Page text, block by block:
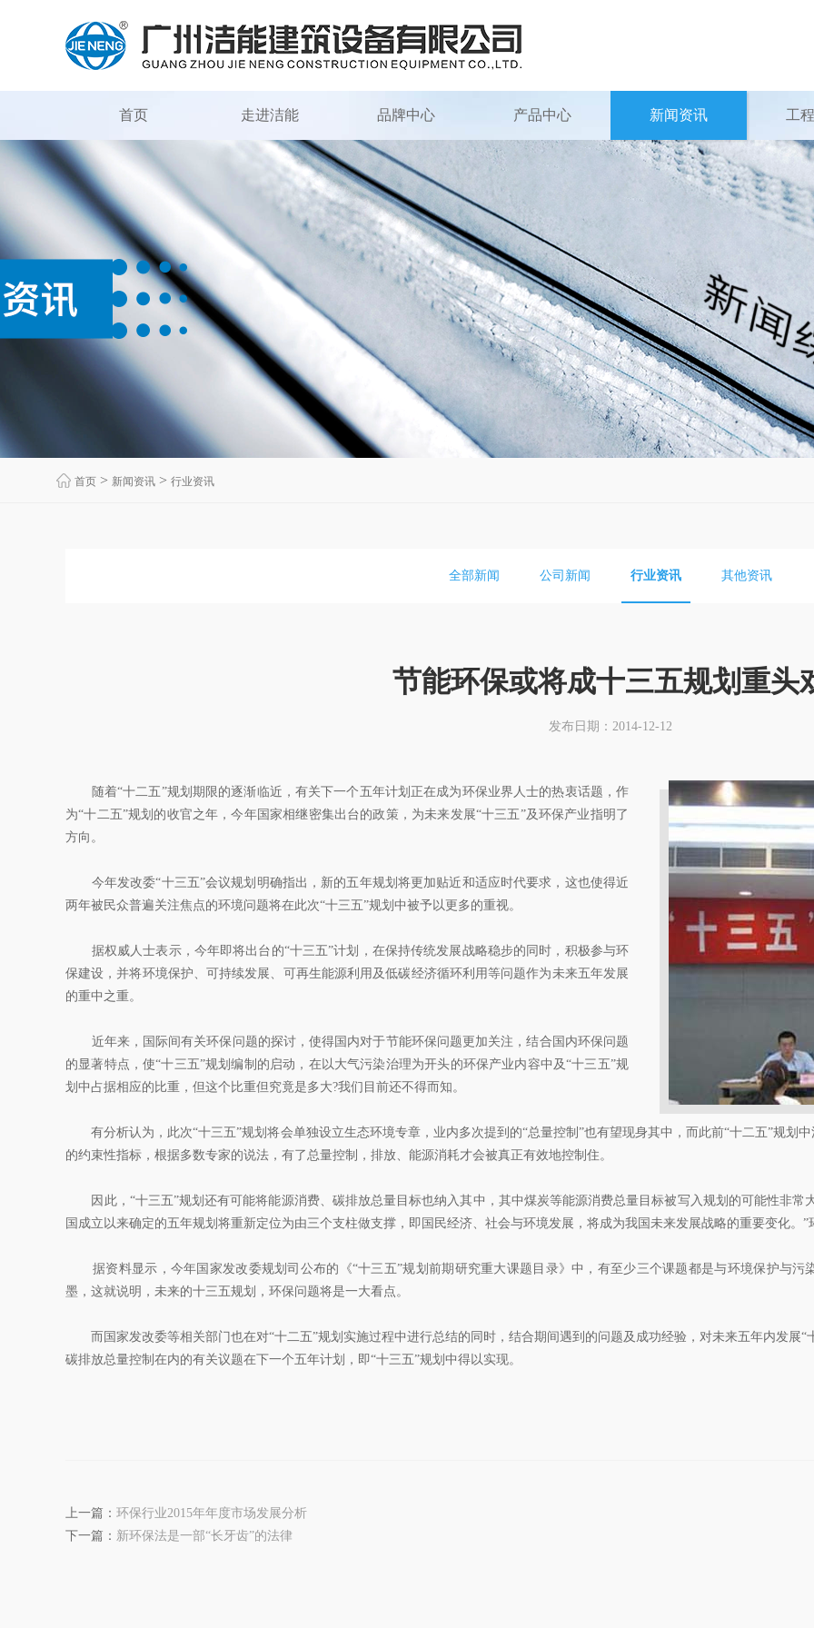
首页 走进洁能 品牌中心 产品中心 新闻资讯 工
首页 > 新闻资讯 > 行业资讯
全部新闻 公司新闻 行业资讯 其他资讯
节能环保或将成十三五规划重头
发布日期：2014-12-12
随着“十二五”规划期限的逐渐临近，有关下一个五年计划正在成为环保业界人士的热衷话题，作
为“十二五”规划的收官之年，今年国家相继密集出台的政策，为未来发展“十三五”及环保产业指明了
方向。
今年发改委“十三五”会议规划明确指出，新的五年规划将更加贴近和适应时代要求，这也使得近
两年被民众普遍关注焦点的环境问题将在此次“十三五”规划中被予以更多的重视。
据权威人士表示，今年即将出台的“十三五”计划，在保持传统发展战略稳步的同时，积极参与环
保建设，并将环境保护、可持续发展、可再生能源利用及低碳经济循环利用等问题作为未来五年发展
的重中之重。
近年来，国际间有关环保问题的探讨，使得国内对于节能环保问题更加关注，结合国内环保问题
的显著特点，使“十三五”规划编制的启动，在以大气污染治理为开头的环保产业内容中及“十三五”规
划中占据相应的比重，但这个比重但究竟是多大?我们目前还不得而知。
有分析认为，此次“十三五”规划将会单独设立生态环境专章，业内多次提到的“总量控制”也有望现身其中，而此前“十二五”规划
的约束性指标，根据多数专家的说法，有了总量控制，排放、能源消耗才会被真正有效地控制住。
因此，“十三五”规划还有可能将能源消费、碳排放总量目标也纳入其中，其中煤炭等能源消费总量目标被写入规划的可能性非常
国成立以来确定的五年规划将重新定位为由三个支柱做支撑，即国民经济、社会与环境发展，将成为我国未来发展战略的重要变化。
据资料显示，今年国家发改委规划司公布的《“十三五”规划前期研究重大课题目录》中，有至少三个课题都是与环境保护与污
墨，这就说明，未来的十三五规划，环保问题将是一大看点。
而国家发改委等相关部门也在对“十二五”规划实施过程中进行总结的同时，结合期间遇到的问题及成功经验，对未来五年内发展“
碳排放总量控制在内的有关议题在下一个五年计划，即“十三五”规划中得以实现。
上一篇： 环保行业2015年年度市场发展分析
下一篇： 新环保法是一部“长牙齿”的法律